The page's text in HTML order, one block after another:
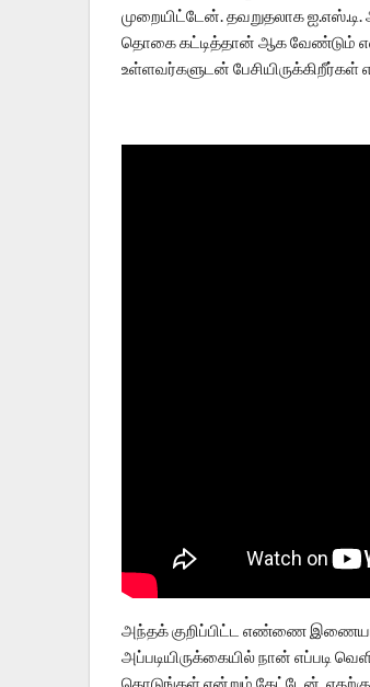
முறையிட்டேன். தவறுதலாக
தொகை கட்டித்தான் ஆக வேண்டும்
உள்ளவர்களுடன்
அந்தக் குறிப்பிட்ட எண்ணை இணையப்
அப்படியிருக்கையில் நான் எப்படி
கொடுங்கள் என்றும் கேட்டேன்.